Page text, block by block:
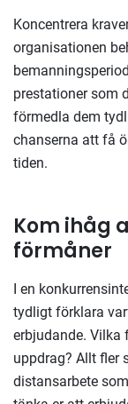
Koncentrera
organisationen
prestationer som
förmedla dem
chanserna att få
tiden.
Kom ihåg
förmåner
I en
tydligt förklara
erbjudande. Vilka
uppdrag? Allt fler
distansarbete